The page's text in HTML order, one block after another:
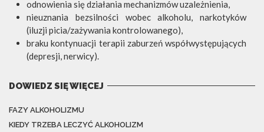
odnowienia się działania mechanizmów uzależnienia,
nieuznania bezsilności wobec alkoholu, narkotyków
(iluzji picia/zażywania kontrolowanego),
braku kontynuacji terapii zaburzeń współwystępujących
(depresji, nerwicy).
DOWIEDZ SIĘ WIĘCEJ
FAZY ALKOHOLIZMU
KIEDY TRZEBA LECZYĆ ALKOHOLIZM